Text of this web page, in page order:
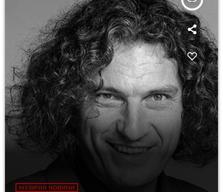
МУЗИЧНІ НОВИНИ